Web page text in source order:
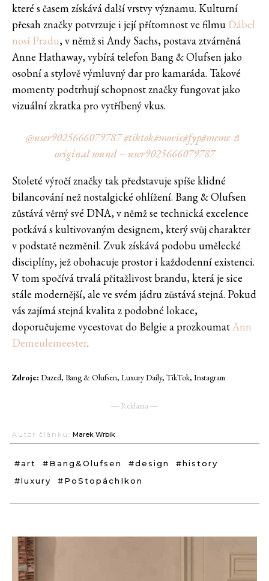
které s časem získává další vrstvy významu. Kulturní
přesah značky potvrzuje i její přítomnost ve filmu Ďábel
nosí Pradu, v němž si Andy Sachs, postava ztvárněná
Anne Hathaway, vybírá telefon Bang & Olufsen jako
osobní a stylově výmluvný dar pro kamaráda. Takové
momenty podtrhují schopnost značky fungovat jako
vizuální zkratka pro vytříbený vkus.
@user9025666079787#tiktok#movie#fyp#meme ♬
original sound – user9025666079787
Stoleté výročí značky tak představuje spíše klidné
bilancování než nostalgické ohlížení. Bang & Olufsen
zůstává věrný své DNA, v němž se technická excelence
potkává s kultivovaným designem, který svůj charakter
v podstatě nezměnil. Zvuk získává podobu umělecké
disciplíny, jež obohacuje prostor i každodenní existenci.
V tom spočívá trvalá přitažlivost brandu, která je sice
stále modernější, ale ve svém jádru zůstává stejná. Pokud
vás zajímá stejná kvalita z podobné lokace,
doporučujeme vycestovat do Belgie a prozkoumatAnn
Demeulemeester.
Zdroje: Dazed, Bang & Olufsen, Luxury Daily, TikTok, Instagram
― Reklama ―
Autor článku: Marek Wrbik
#art #Bang&Olufsen #design
#history
#luxury
#PoStopáchIkon